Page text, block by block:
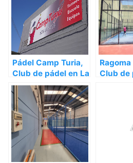
Pádel Camp Turia,
Club de pádel en La
Pobla de Vallbona –
Valencia
Club de